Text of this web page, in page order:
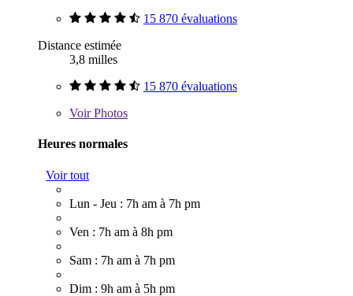
15 870 évaluations
Distance estimée
3,8 milles
15 870 évaluations
VoirPhotos
Heures normales
Voir tout
Lun - Jeu : 7h am à 7h pm
Ven : 7h am à 8h pm
Sam : 7h am à 7h pm
Dim : 9h am à 5h pm